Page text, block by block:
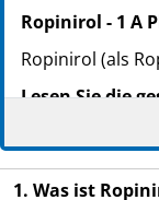
Ropinirol - 1 A
Ropinirol (als
Lesen Sie die
durch, bevor
Arzneimittels
Informationen.
1. Was ist